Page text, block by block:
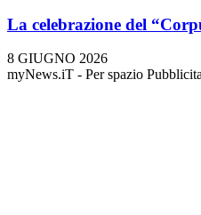
La celebrazione del
8 GIUGNO 2026
myNews.iT - Per spazio